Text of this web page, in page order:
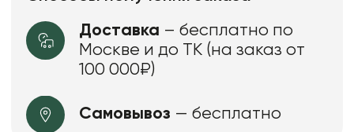
Доставка – бесплатно по
Москве и до ТК (на заказ от
100 000₽)
Самовывоз — бесплатно